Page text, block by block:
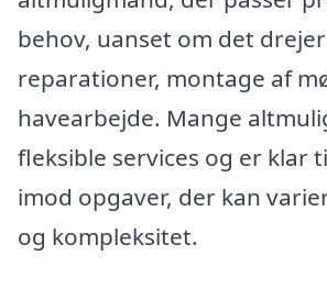
behov, uanset om det
reparationer, montage af
havearbejde. Mange
fleksible services og er klar
imod opgaver, der kan
og kompleksitet.